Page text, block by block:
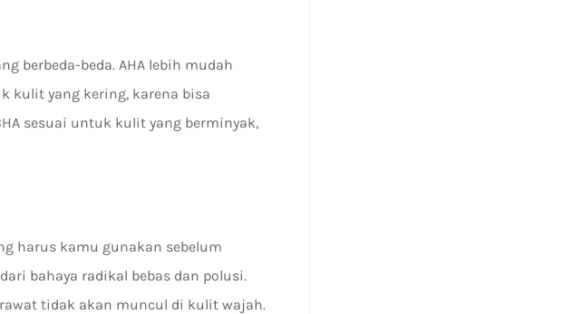
berbeda-beda. AHA lebih mudah
kulit yang kering, karena bisa
sesuai untuk kulit yang berminyak,
harus kamu gunakan sebelum
bahaya radikal bebas dan polusi.
tidak akan muncul di kulit wajah.